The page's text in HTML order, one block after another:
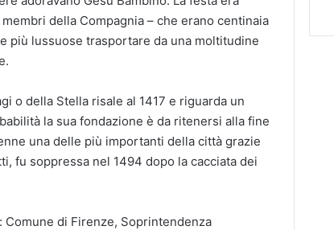
della Compagnia – che erano centinaia
più lussuose trasportare da una moltitudine
o della Stella risale al 1417 e riguarda un
la sua fondazione è da ritenersi alla fine
una delle più importanti della città grazie
fu soppressa nel 1494 dopo la cacciata dei
Comune di Firenze, Soprintendenza